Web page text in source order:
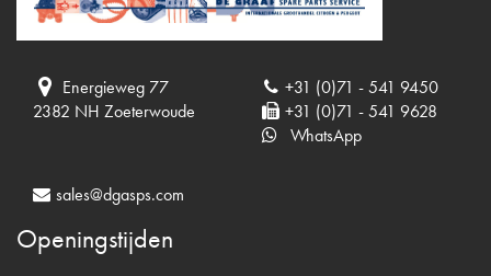
Energieweg 77
2382 NH Zoeterwoude
+31 (0)71 - 541 9450
+31 (0)71 - 541 9628
WhatsApp
sales@dgasps.com
Openingstijden